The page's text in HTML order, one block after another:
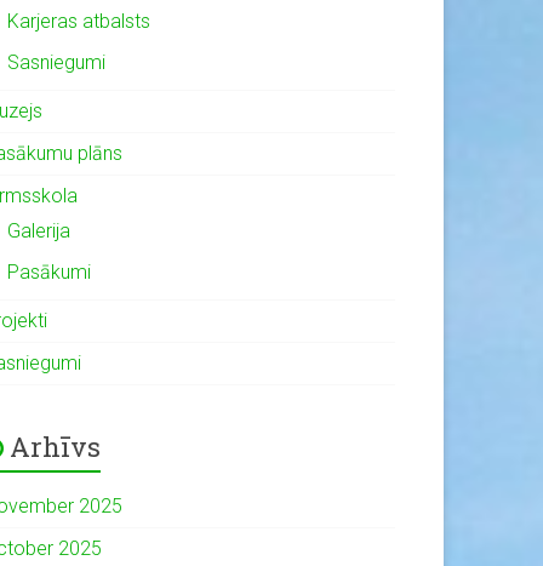
Karjeras atbalsts
Sasniegumi
plāns
Galerija
Pasākumi
Arhīvs
2025
2025